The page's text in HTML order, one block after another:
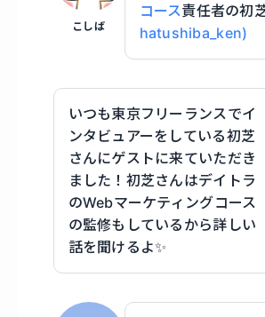
こしば
コース責任者の初
hatushiba_ken)
いつも東京フリーランスでイ
ンタビュアーをしている初芝
さんにゲストに来ていただき
ました！初芝さんはデイトラ
のWebマーケティングコース
の監修もしているから詳しい
話を聞けるよ✨